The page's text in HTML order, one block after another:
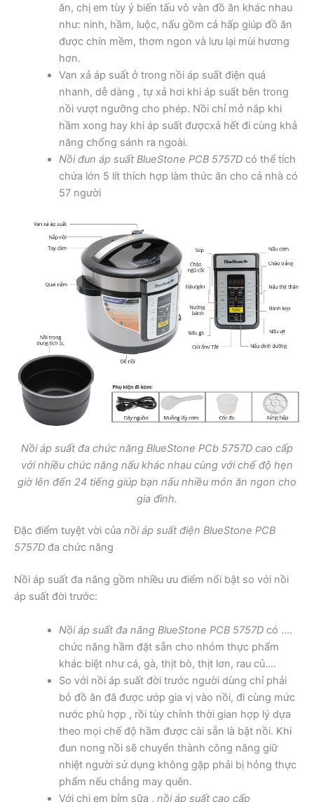
ăn, chị em tùy ý biến tấu vô vàn đồ ăn khác nhau
như: ninh, hầm, luộc, nấu gồm cả hấp giúp đồ ăn
được chín mềm, thơm ngon và lưu lại mùi hương
hơn.
Van xả áp suất ở trong nồi áp suất điện quá
nhanh, dễ dàng , tự xả hơi khi áp suất bên trong
nồi vượt ngưỡng cho phép. Nồi chỉ mở nắp khi
hầm xong hay khi áp suất đượcxả hết đi cùng khả
năng chống sánh ra ngoài.
Nồi đun áp suất BlueStone PCB 5757D có thể tích
chứa lớn 5 lít thích hợp làm thức ăn cho cả nhà có
57 người
Nồi áp suất đa chức năng BlueStone PCb 5757D cao cấp
với nhiều chức năng nấu khác nhau cùng với chế độ hẹn
giờ lên đến 24 tiếng giúp bạn nấu nhiều món ăn ngon cho
gia đình.
Đặc điểm tuyệt vời của nồi áp suất điện BlueStone PCB
5757D đa chức năng
Nồi áp suất đa năng gồm nhiều ưu điểm nổi bật so với nồi
áp suất đời trước:
Nồi áp suất đa năng BlueStone PCB 5757Dcó ….
chức năng hầm đặt sẵn cho nhóm thực phẩm
khác biệt như cá, gà, thịt bò, thịt lơn, rau củ….
So với nồi áp suất đời trước người dùng chỉ phải
bỏ đồ ăn đã được ướp gia vị vào nồi, đi cùng mức
nước phù hợp , rồi tùy chỉnh thời gian hợp lý dựa
theo mọi chế độ hầm được cài sẵn là bật nồi. Khi
đun nong nồi sẽ chuyển thành công năng giữ
nhiệt người sử dụng không gặp phải bị hỏng thực
phẩm nếu chẳng may quên.
Với chị em bỉm sữa , nồi áp suất cao cấp